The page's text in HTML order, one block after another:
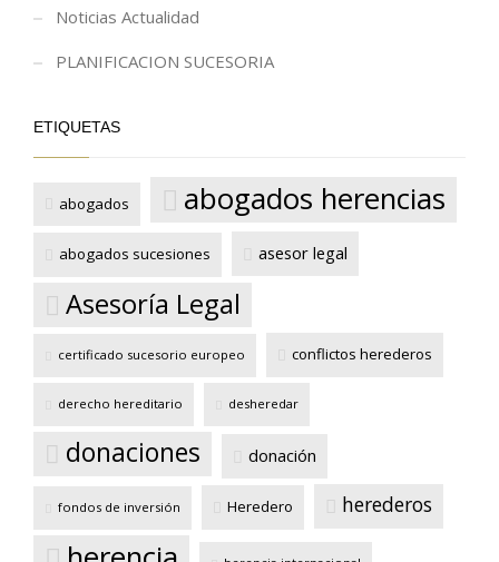
Noticias Actualidad
PLANIFICACION SUCESORIA
ETIQUETAS
abogados abogados herencias
abogados sucesiones asesor legal
Asesoría Legal
certificado sucesorio europeo conflictos herederos
derecho hereditario desheredar
donaciones donación
fondos de inversión Heredero herederos